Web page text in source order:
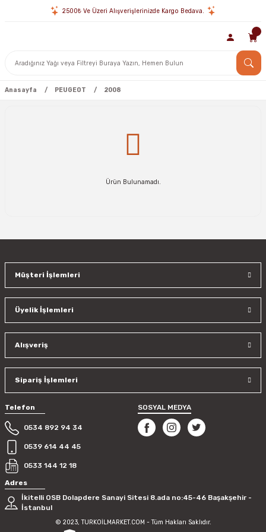
2500₺ Ve Üzeri Alışverişlerinizde Kargo Bedava.
Anasayfa PEUGEOT 2008
Ürün Bulunamadı.
Müşteri İşlemleri
Üyelik İşlemleri
Alışveriş
Sipariş İşlemleri
Telefon
0534 892 94 34
0539 614 44 45
0533 144 12 18
SOSYAL MEDYA
Adres
İkitelli OSB Dolapdere Sanayi Sitesi 8.ada no:45-46 Başakşehir -
İstanbul
© 2023, TURKOİLMARKET.COM - Tüm Hakları Saklıdır.